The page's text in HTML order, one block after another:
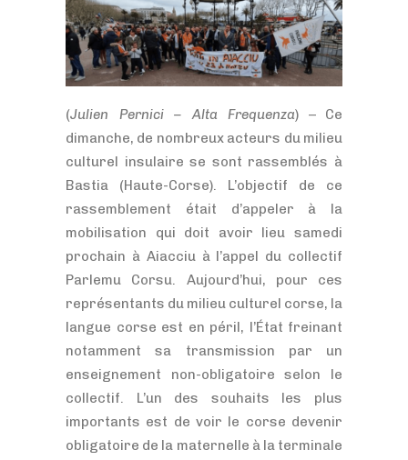
(Julien Pernici – Alta Frequenza) – Ce
dimanche, de nombreux acteurs du milieu
culturel insulaire se sont rassemblés à
Bastia (Haute-Corse). L’objectif de ce
rassemblement était d’appeler à la
mobilisation qui doit avoir lieu samedi
prochain à Aiacciu à l’appel du collectif
Parlemu Corsu. Aujourd’hui, pour ces
représentants du milieu culturel corse, la
langue corse est en péril, l’État freinant
notamment sa transmission par un
enseignement non-obligatoire selon le
collectif. L’un des souhaits les plus
importants est de voir le corse devenir
obligatoire de la maternelle à la terminale